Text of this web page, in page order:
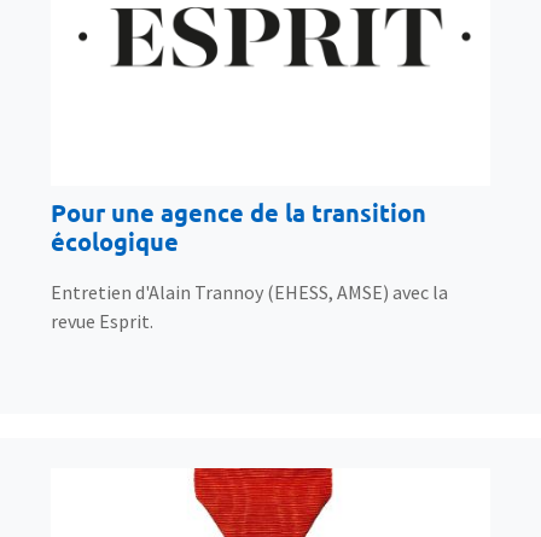
Pour une agence de la transition
écologique
Entretien d'Alain Trannoy (EHESS, AMSE) avec la
revue Esprit.